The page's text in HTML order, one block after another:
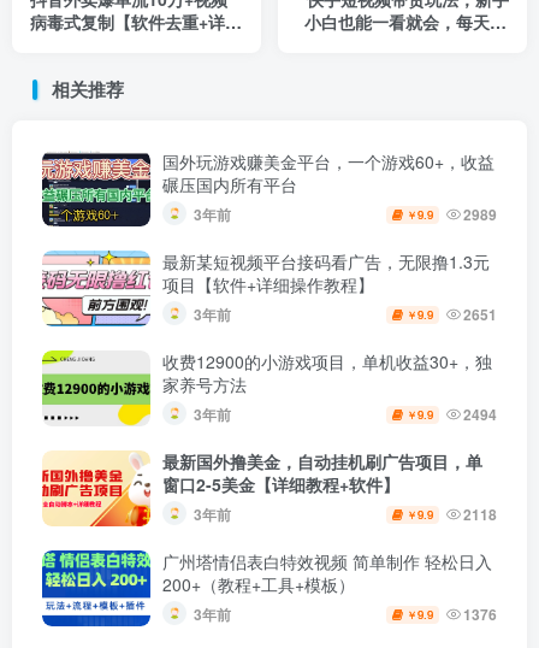
病毒式复制【软件去重+详细
小白也能一看就会，每天30
相关推荐
国外玩游戏赚美金平台，一个游戏60+，收益
碾压国内所有平台
3年前 ￥9.9 2989
最新某短视频平台接码看广告，无限撸1.3元
项目【软件+详细操作教程】
3年前 ￥9.9 2651
收费12900的小游戏项目，单机收益30+，独
家养号方法
3年前 ￥9.9 2494
最新国外撸美金，自动挂机刷广告项目，单
窗口2-5美金【详细教程+软件】
3年前 ￥9.9 2118
广州塔情侣表白特效视频 简单制作 轻松日入
200+（教程+工具+模板）
3年前 ￥9.9 1376